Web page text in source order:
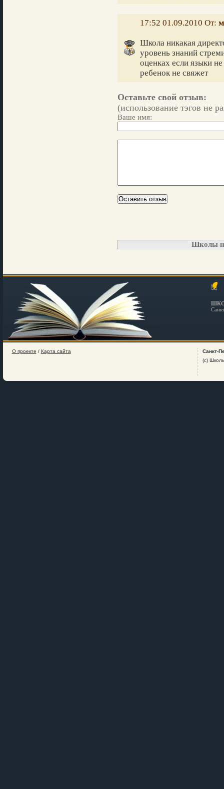
17:52 01.09.2010 От:
Школа никакая
уровень знаний
оценках если языки
ребенок не свяжет
Оставьте свой отзыв:
(использование тэгов не
Ваше имя:
Школы
О проекте / Карта сайта
Санкт-
(c)